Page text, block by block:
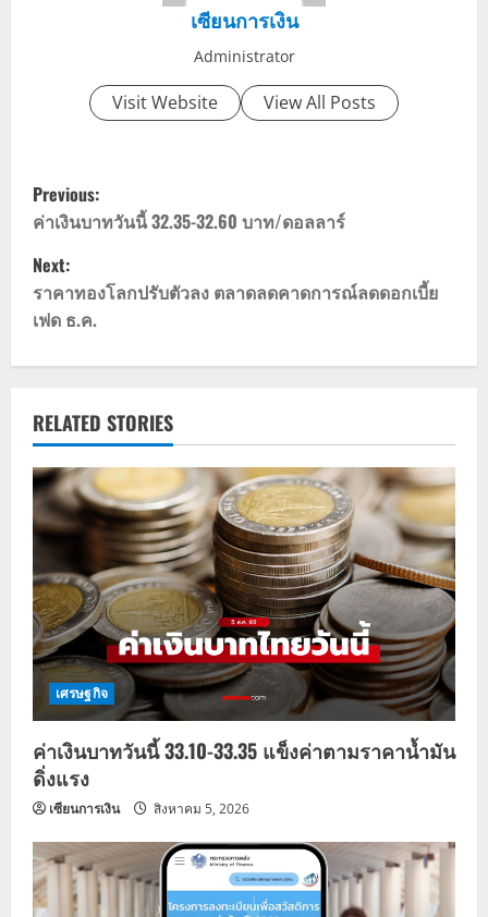
เซียนการเงิน
Administrator
Visit Website View All Posts
P
o
s
t
n
a
v
i
g
a
t
i
o
n
Previous:
ค่าเงินบาทวันนี้ 32.35-32.60 บาท/ดอลลาร์
Next:
ราคาทองโลกปรับตัวลง ตลาดลดคาดการณ์ลดดอกเบี้ย
เฟด ธ.ค.
RELATED STORIES
เศรษฐกิจ
ค่าเงินบาทวันนี้ 33.10-33.35 แข็งค่าตามราคาน้ำมัน
ดิ่งแรง
เซียนการเงิน สิงหาคม 5, 2026